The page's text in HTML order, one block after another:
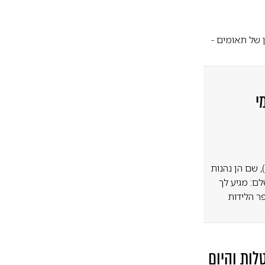
של תאומים -
שם הן נהנות
מגיע לך
הלידות
והיום